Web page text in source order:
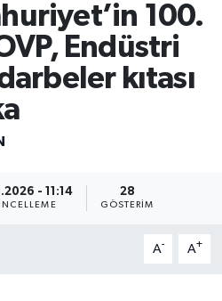
100.
Endüstri
kıtası
- 11:14 28
GÖSTERIM
A- A+
Haritası
ve Fikstür